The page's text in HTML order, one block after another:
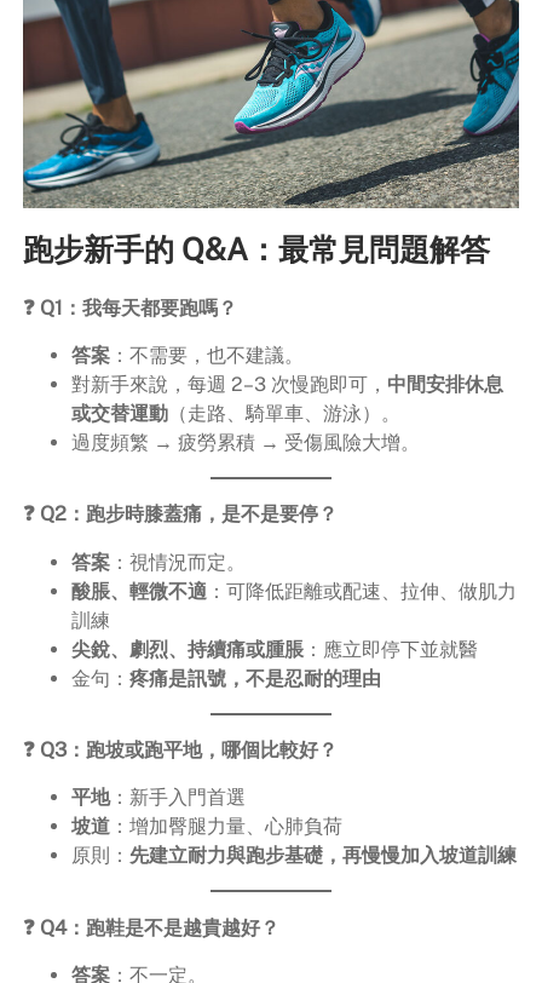
跑步新手的 Q&A：最常見問題解答
❓ Q1：我每天都要跑嗎？
答案：不需要，也不建議。
對新手來說，每週 2–3 次慢跑即可， 中間安排休息
或交替運動（走路、騎單車、游泳）。
過度頻繁 → 疲勞累積 → 受傷風險大增。
❓ Q2：跑步時膝蓋痛，是不是要停？
答案：視情況而定。
酸脹、輕微不適 ：可降低距離或配速、拉伸、做肌力
訓練
尖銳、劇烈、持續痛或腫脹：應立即停下並就醫
金句： 疼痛是訊號，不是忍耐的理由
❓ Q3：跑坡或跑平地，哪個比較好？
平地：新手入門首選
坡道：增加臀腿力量、心肺負荷
原則： 先建立耐力與跑步基礎，再慢慢加入坡道訓練
❓ Q4：跑鞋是不是越貴越好？
答案：不一定。